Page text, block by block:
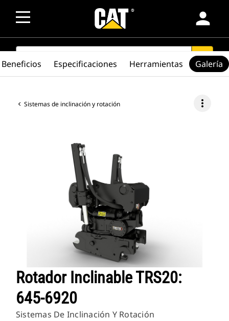
person
SEARCH search
Sistemas de inclinación y rotación more_vert
Rotador Inclinable TRS20:
645-6920
Sistemas De Inclinación Y Rotación
Beneficios Especificaciones Herramientas Galería